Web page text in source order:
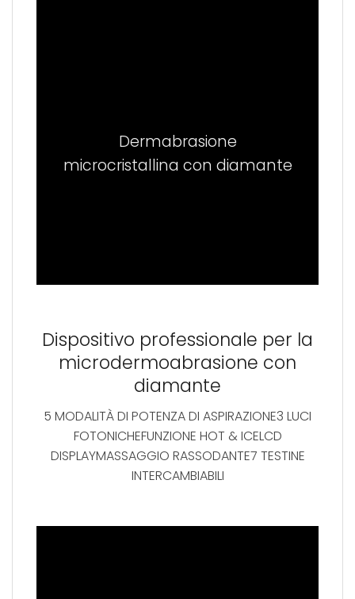
Dermabrasione
microcristallina con diamante
Dispositivo professionale per la
microdermoabrasione con
diamante
5 MODALITÀ DI POTENZA DI ASPIRAZIONE3 LUCI
FOTONICHEFUNZIONE HOT & ICELCD
DISPLAYMASSAGGIO RASSODANTE7 TESTINE
INTERCAMBIABILI